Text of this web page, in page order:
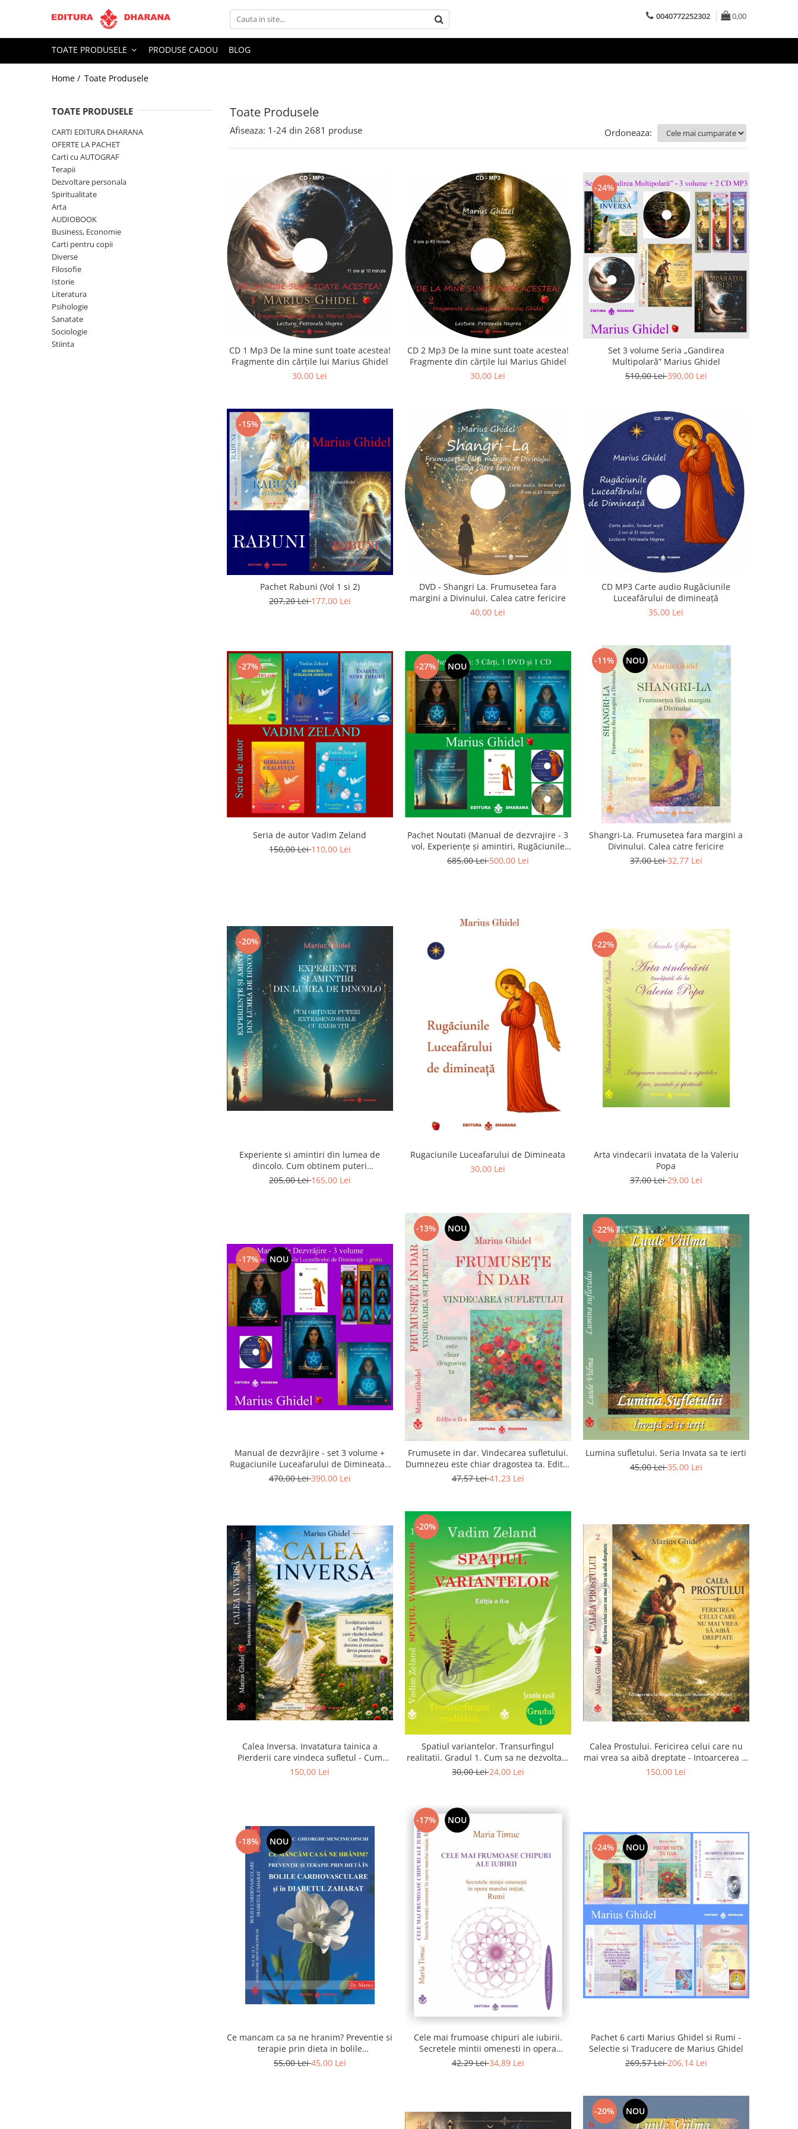
Toate Produsele
CARTI EDITURA DHARANA
OFERTE LA PACHET
Dezvoltare personala
Spiritualitate
AUDIOBOOK
Business, Economie
Carti pentru copii
0040772252302 0,00
TOATE PRODUSELE PRODUSE CADOU BLOG
Home / Toate Produsele
Toate Produsele
TOATE PRODUSELE
CARTI EDITURA DHARANA
OFERTE LA PACHET
Carti cu AUTOGRAF
Terapii
Dezvoltare personala
Spiritualitate
Arta
AUDIOBOOK
Business, Economie
Carti pentru copii
Diverse
Filosofie
Istorie
Literatura
Psihologie
Sanatate
Sociologie
Stiinta
Afiseaza: 1-24 din 2681 produse Ordoneaza:
CD 1 Mp3 De la mine sunt toate acestea!
Fragmente din cărțile lui Marius Ghidel
30,00 Lei
CD 2 Mp3 De la mine sunt toate acestea!
Fragmente din cărțile lui Marius Ghidel
30,00 Lei
-24%
Set 3 volume Seria „Gandirea
Multipolară” Marius Ghidel
510,00 Lei390,00 Lei
-15%
Pachet Rabuni (Vol 1 si 2)
207,20 Lei177,00 Lei
DVD - Shangri La. Frumusetea fara
margini a Divinului. Calea catre fericire
40,00 Lei
CD MP3 Carte audio Rugăciunile
Luceafărului de dimineață
35,00 Lei
-27%
Seria de autor Vadim Zeland
150,00 Lei110,00 Lei
-27% NOU
Pachet Noutati (Manual de dezvrajire - 3
vol, Experiențe și amintiri, Rugăciunile
Luceafarului de dimineata) - Marius
685,00 Lei500,00 Lei
-11% NOU
Shangri-La. Frumusetea fara margini a
Divinului. Calea catre fericire
37,00 Lei32,77 Lei
-20%
Experiente si amintiri din lumea de
dincolo. Cum obtinem puteri
extrasenzoriale - cu exercitii
205,00 Lei165,00 Lei
Rugaciunile Luceafarului de Dimineata
30,00 Lei
-22%
Arta vindecarii invatata de la Valeriu
Popa
37,00 Lei29,00 Lei
-17% NOU
Manual de dezvrăjire - set 3 volume +
Rugaciunile Luceafarului de Dimineata -
Gratuit)
470,00 Lei390,00 Lei
-13% NOU
Frumusete in dar. Vindecarea sufletului.
Dumnezeu este chiar dragostea ta. Editia
a 2-a
47,57 Lei41,23 Lei
-22%
Lumina sufletului. Seria Invata sa te ierti
45,00 Lei35,00 Lei
Calea Inversa. Invatatura tainica a
Pierderii care vindeca sufletul - Cum
Pierderea, durerea si renuntarea devin
150,00 Lei
-20%
Spatiul variantelor. Transurfingul
realitatii. Gradul 1. Cum sa ne dezvoltam
intuitia si sa ne alegem soarta
30,00 Lei24,00 Lei
Calea Prostului. Fericirea celui care nu
mai vrea sa aibă dreptate - Intoarcerea la
Simplitatea care mantuieste sufletul
150,00 Lei
-18% NOU
Ce mancam ca sa ne hranim? Preventie si
terapie prin dieta in bolile
cardiovasculare si in diabetul zaharat
55,00 Lei45,00 Lei
-17% NOU
Cele mai frumoase chipuri ale iubirii.
Secretele mintii omenesti in opera
marelui initiat, Rumi
42,29 Lei34,89 Lei
-24% NOU
Pachet 6 carti Marius Ghidel si Rumi -
Selectie si Traducere de Marius Ghidel
269,57 Lei206,14 Lei
-20% NOU